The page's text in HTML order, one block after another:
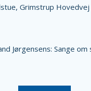
Grimstrup Hovedvej
Jørgensens: Sange